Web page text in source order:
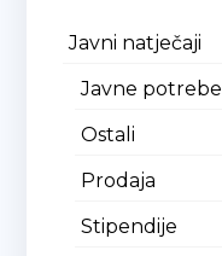
Javni natječaji
Javne potrebe
Ostali
Prodaja
Stipendije